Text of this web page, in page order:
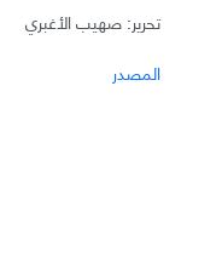
تحرير: صهيب الأغبري
المصدر